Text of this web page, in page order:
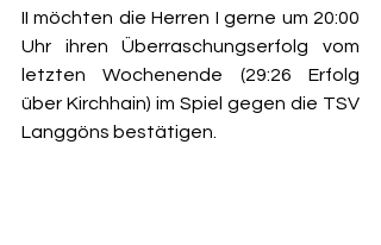
II möchten die Herren I gerne um 20:00
Uhr ihren Überraschungserfolg vom
letzten Wochenende (29:26 Erfolg
über Kirchhain) im Spiel gegen die TSV
Langgöns bestätigen.